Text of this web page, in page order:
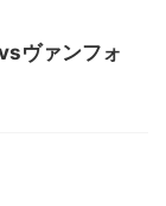
ヴァンフォ